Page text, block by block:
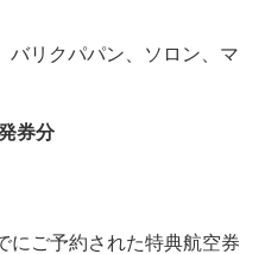
バリクパパン、ソロン、マ
券分
にご予約された特典航空券